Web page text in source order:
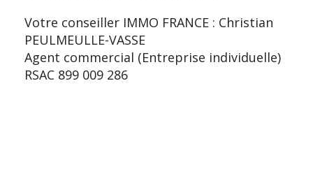
Votre conseiller IMMO FRANCE : Christian
PEULMEULLE-VASSE
Agent commercial (Entreprise individuelle)
RSAC 899 009 286